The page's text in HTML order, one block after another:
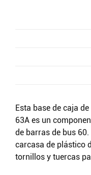
Esta base de caja
63A es un
de barras de bus
carcasa de plástico
tornillos y tuercas